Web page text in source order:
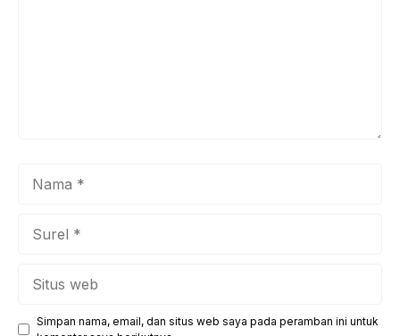
Simpan nama, email, dan situs web saya pada peramban ini untuk